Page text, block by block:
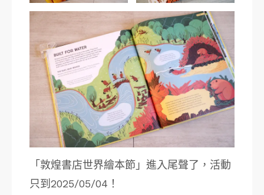
「敦煌書店世界繪本節」進入尾聲了，活動
只到2025/05/04！